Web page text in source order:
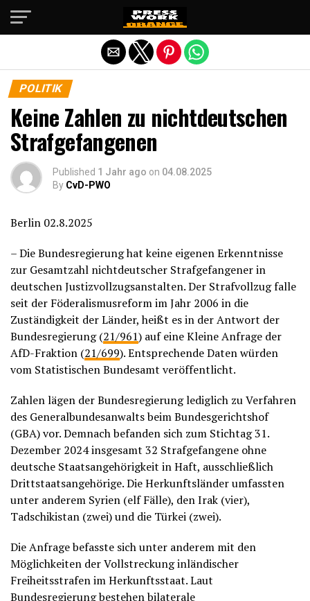
POLITIK
Keine Zahlen zu nichtdeutschen
Strafgefangenen
Published 1 Jahr ago on 04.08.2025
By CvD-PWO
Berlin 02.8.2025
– Die Bundesregierung hat keine eigenen Erkenntnisse
zur Gesamtzahl nichtdeutscher Strafgefangener in
deutschen Justizvollzugsanstalten. Der Strafvollzug falle
seit der Föderalismusreform im Jahr 2006 in die
Zuständigkeit der Länder, heißt es in der Antwort der
Bundesregierung (21/961) auf eine Kleine Anfrage der
AfD-Fraktion (21/699). Entsprechende Daten würden
vom Statistischen Bundesamt veröffentlicht.
Zahlen lägen der Bundesregierung lediglich zu Verfahren
des Generalbundesanwalts beim Bundesgerichtshof
(GBA) vor. Demnach befanden sich zum Stichtag 31.
Dezember 2024 insgesamt 32 Strafgefangene ohne
deutsche Staatsangehörigkeit in Haft, ausschließlich
Drittstaatsangehörige. Die Herkunftsländer umfassten
unter anderem Syrien (elf Fälle), den Irak (vier),
Tadschikistan (zwei) und die Türkei (zwei).
Die Anfrage befasste sich unter anderem mit den
Möglichkeiten der Vollstreckung inländischer
Freiheitsstrafen im Herkunftsstaat. Laut
Bundesregierung bestehen bilaterale
Die mobile Version verlassen